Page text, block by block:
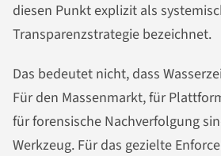
diesen Punkt explizit als
Transparenzstrategie bezeichnet.
Das bedeutet nicht, dass
Für den Massenmarkt, für
für forensische Nachverfolgung
Werkzeug. Für das gezielte